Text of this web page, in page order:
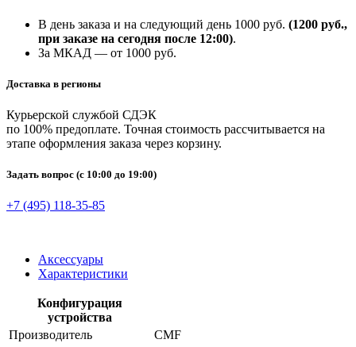
В день заказа и на следующий день 1000 руб. (1200 руб.,
при заказе на сегодня после 12:00).
За МКАД — от 1000 руб.
Доставка в регионы
Курьерской службой СДЭК
по 100% предоплате. Точная стоимость рассчитывается на
этапе оформления заказа через корзину.
Задать вопрос (с 10:00 до 19:00)
+7 (495) 118-35-85
Аксессуары
Характеристики
Конфигурация
устройства
Производитель
CMF